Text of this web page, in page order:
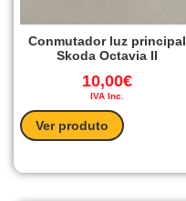
Conmutador luz principal
Skoda Octavia II
10,00€
IVA Inc.
Ver produto